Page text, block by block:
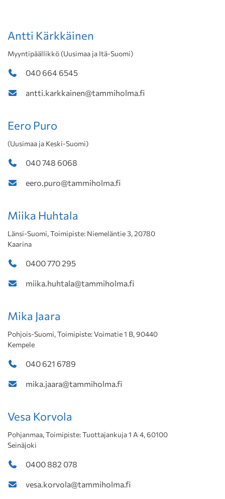
Antti Kärkkäinen
Myyntipäällikkö (Uusimaa ja Itä-Suomi)
040 664 6545
antti.karkkainen@tammiholma.fi
Eero Puro
(Uusimaa ja Keski-Suomi)
040 748 6068
eero.puro@tammiholma.fi
Miika Huhtala
Länsi-Suomi, Toimipiste: Niemeläntie 3, 20780
Kaarina
0400 770 295
miika.huhtala@tammiholma.fi
Mika Jaara
Pohjois-Suomi, Toimipiste: Voimatie 1 B, 90440
Kempele
040 621 6789
mika.jaara@tammiholma.fi
Vesa Korvola
Pohjanmaa, Toimipiste: Tuottajankuja 1 A 4, 60100
Seinäjoki
0400 882 078
vesa.korvola@tammiholma.fi